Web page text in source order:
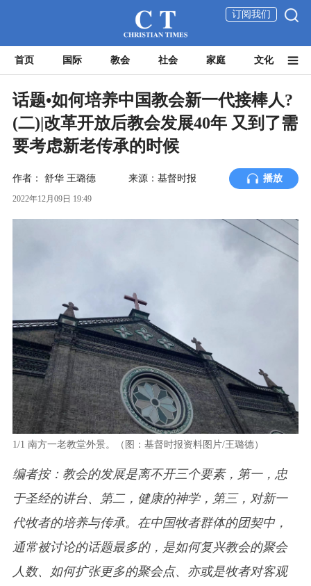
订阅我们
首页 国际 教会 社会 家庭 文化
话题•如何培养中国教会新一代接棒人?
(二)|改革开放后教会发展40年 又到了需
要考虑新老传承的时候
作者： 舒华 王璐德 来源：基督时报 播放
2022年12月09日 19:49
1/1 南方一老教堂外景。（图：基督时报资料图片/王璐德）
编者按：教会的发展是离不开三个要素，第一，忠
于圣经的讲台、第二，健康的神学，第三，对新一
代牧者的培养与传承。在中国牧者群体的团契中，
通常被讨论的话题最多的，是如何复兴教会的聚会
人数、如何扩张更多的聚会点、亦或是牧者对客观